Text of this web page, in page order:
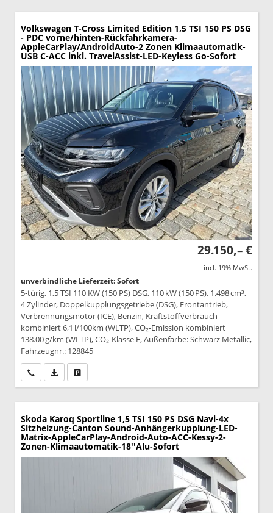
Volkswagen T-Cross Limited Edition 1,5 TSI 150 PS DSG
- PDC vorne/hinten-Rückfahrkamera-
AppleCarPlay/AndroidAuto-2 Zonen Klimaautomatik-
USB C-ACC inkl. TravelAssist-LED-Keyless Go-Sofort
29.150,– €
incl. 19% MwSt.
unverbindliche Lieferzeit: Sofort
5-türig, 1,5 TSI 110 KW (150 PS) DSG, 110 kW (150 PS), 1.498 cm³,
4 Zylinder, Doppelkupplungsgetriebe (DSG), Frontantrieb,
Verbrennungsmotor (ICE), Benzin, Kraftstoffverbrauch
kombiniert 6,1 l/100km (WLTP), CO₂-Emission kombiniert
138.00 g/km (WLTP), CO₂-Klasse E, Außenfarbe: Schwarz Metallic,
Fahrzeugnr.: 128845
Wir rufen Sie anPDF-Datei, Fahrzeugexposé drucken
Skoda Karoq Sportline 1,5 TSI 150 PS DSG Navi-4x
Sitzheizung-Canton Sound-Anhängerkupplung-LED-
Matrix-AppleCarPlay-Android-Auto-ACC-Kessy-2-
Zonen-Klimaautomatik-18''Alu-Sofort